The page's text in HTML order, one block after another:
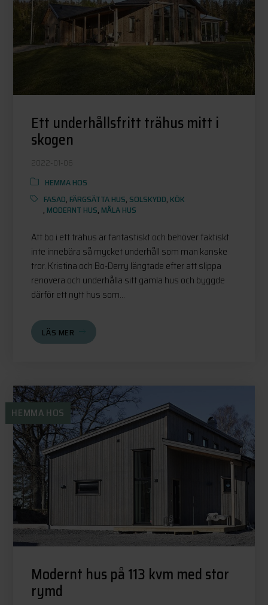
Ett underhållsfritt trähus mitt i
skogen
2022-01-06
HEMMA HOS
FASAD, FÄRGSÄTTA HUS, SOLSKYDD, KÖK
, MODERNT HUS, MÅLA HUS
Att bo i ett trähus är fantastiskt och behöver faktiskt
inte innebära så mycket underhåll som man kanske
tror. Kristina och Bo-Derry längtade efter att slippa
renovera och underhålla sitt gamla hus och byggde
därför ett nytt hus som...
LÄS MER
HEMMA HOS
Modernt hus på 113 kvm med stor
rymd